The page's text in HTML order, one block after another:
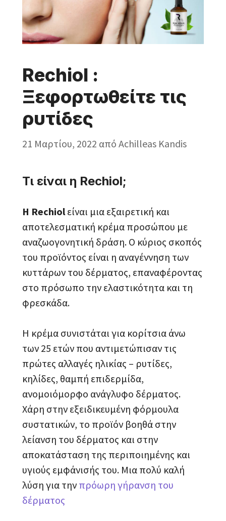
Rechiol :
Ξεφορτωθείτε τις
ρυτίδες
21 Μαρτίου, 2022 από Achilleas Kandis
Τι είναι η Rechiol;
Η Rechiol είναι μια εξαιρετική και
αποτελεσματική κρέμα προσώπου με
αναζωογονητική δράση. Ο κύριος σκοπός
του προϊόντος είναι η αναγέννηση των
κυττάρων του δέρματος, επαναφέροντας
στο πρόσωπο την ελαστικότητα και τη
φρεσκάδα.
Η κρέμα συνιστάται για κορίτσια άνω
των 25 ετών που αντιμετώπισαν τις
πρώτες αλλαγές ηλικίας – ρυτίδες,
κηλίδες, θαμπή επιδερμίδα,
ανομοιόμορφο ανάγλυφο δέρματος.
Χάρη στην εξειδικευμένη φόρμουλα
συστατικών, το προϊόν βοηθά στην
λείανση του δέρματος και στην
αποκατάσταση της περιποιημένης και
υγιούς εμφάνισής του. Μια πολύ καλή
λύση για την πρόωρη γήρανση του
δέρματος